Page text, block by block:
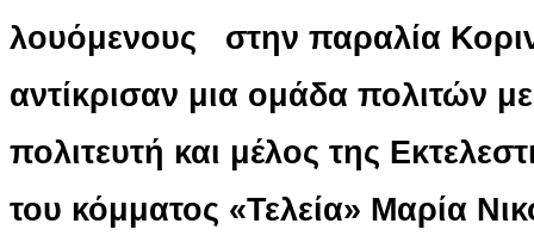
λουόμενους στην παραλία
αντίκρισαν μια ομάδα πολιτών
πολιτευτή και μέλος της
του κόμματος «Τελεία» Μαρία